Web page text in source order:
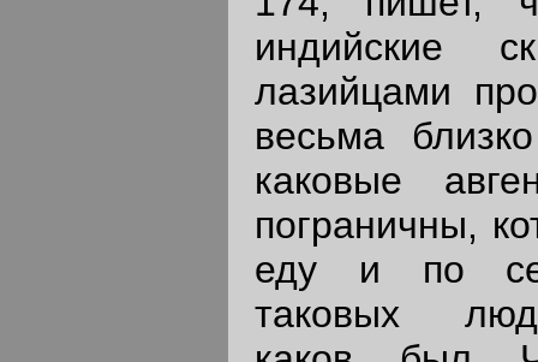
индийские
лазийцами
весьма
каковые
пограничны,
еду и по
таковых